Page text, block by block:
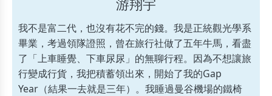
游翔宇
我不是富二代，也沒有花不完的錢。我是正統觀光學系
畢業，考過領隊證照，曾在旅行社做了五年牛馬，看盡
了「上車睡覺、下車尿尿」的無聊行程。因為不想讓旅
行變成行貨，我把積蓄領出來，開始了我的Gap
Year（結果一去就是三年）。我睡過曼谷機場的鐵椅